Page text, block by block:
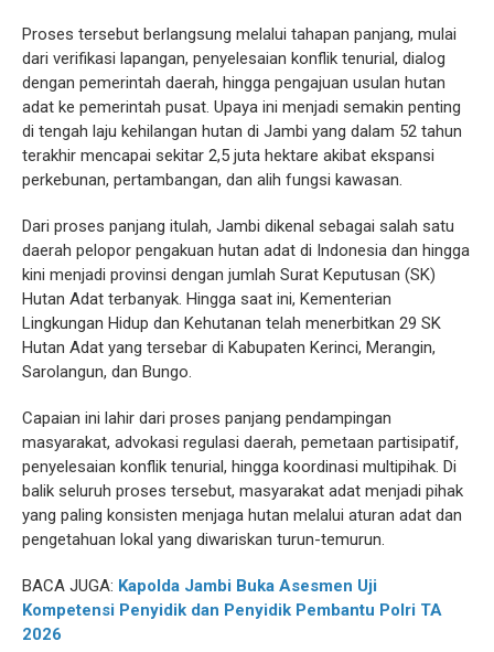
Proses tersebut berlangsung melalui tahapan panjang, mulai
dari verifikasi lapangan, penyelesaian konflik tenurial, dialog
dengan pemerintah daerah, hingga pengajuan usulan hutan
adat ke pemerintah pusat. Upaya ini menjadi semakin penting
di tengah laju kehilangan hutan di Jambi yang dalam 52 tahun
terakhir mencapai sekitar 2,5 juta hektare akibat ekspansi
perkebunan, pertambangan, dan alih fungsi kawasan.
Dari proses panjang itulah, Jambi dikenal sebagai salah satu
daerah pelopor pengakuan hutan adat di Indonesia dan hingga
kini menjadi provinsi dengan jumlah Surat Keputusan (SK)
Hutan Adat terbanyak. Hingga saat ini, Kementerian
Lingkungan Hidup dan Kehutanan telah menerbitkan 29 SK
Hutan Adat yang tersebar di Kabupaten Kerinci, Merangin,
Sarolangun, dan Bungo.
Capaian ini lahir dari proses panjang pendampingan
masyarakat, advokasi regulasi daerah, pemetaan partisipatif,
penyelesaian konflik tenurial, hingga koordinasi multipihak. Di
balik seluruh proses tersebut, masyarakat adat menjadi pihak
yang paling konsisten menjaga hutan melalui aturan adat dan
pengetahuan lokal yang diwariskan turun-temurun.
BACA JUGA: Kapolda Jambi Buka Asesmen Uji
Kompetensi Penyidik dan Penyidik Pembantu Polri TA
2026